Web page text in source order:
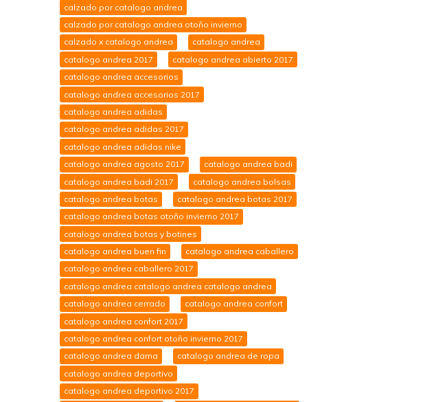
calzado por catalogo andrea
calzado por catalogo andrea otoño invierno
calzado x catalogo andrea
catalogo andrea
catalogo andrea 2017
catalogo andrea abierto 2017
catalogo andrea accesorios
catalogo andrea accesorios 2017
catalogo andrea adidas
catalogo andrea adidas 2017
catalogo andrea adidas nike
catalogo andrea agosto 2017
catalogo andrea badi
catalogo andrea badi 2017
catalogo andrea bolsas
catalogo andrea botas
catalogo andrea botas 2017
catalogo andrea botas otoño invierno 2017
catalogo andrea botas y botines
catalogo andrea buen fin
catalogo andrea caballero
catalogo andrea caballero 2017
catalogo andrea catalogo andrea catalogo andrea
catalogo andrea cerrado
catalogo andrea confort
catalogo andrea confort 2017
catalogo andrea confort otoño invierno 2017
catalogo andrea dama
catalogo andrea de ropa
catalogo andrea deportivo
catalogo andrea deportivo 2017